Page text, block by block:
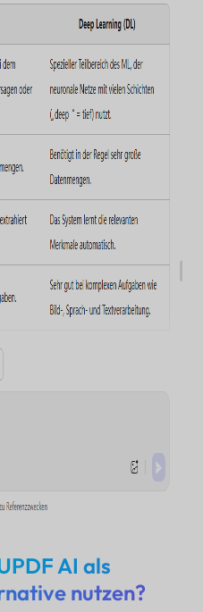
AI als
nutzen?